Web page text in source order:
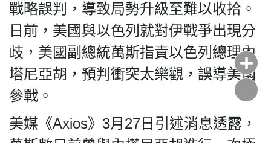
系列
活動
關於
我們
戰略誤判，導致局勢升級至難以收拾。
日前，美國與以色列就對伊戰爭出現分
歧，美國副總統萬斯指責以色列總理內
塔尼亞胡，預判衝突太樂觀，誤導美國
參戰。
美媒《Axios》3月27日引述消息透露，